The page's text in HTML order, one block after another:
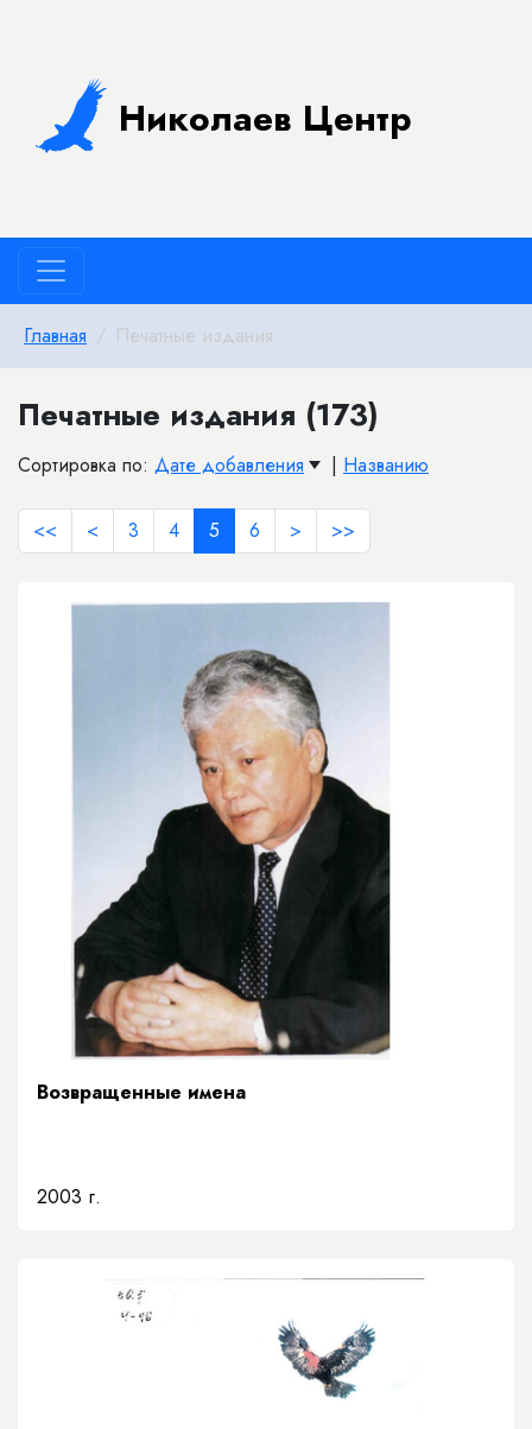
Николаев Центр
Главная Печатные издания
Печатные издания (173)
Сортировка по: Дате добавления | Названию
<< < 3 4 5 6 > >>
Возвращенные имена
2003 г.